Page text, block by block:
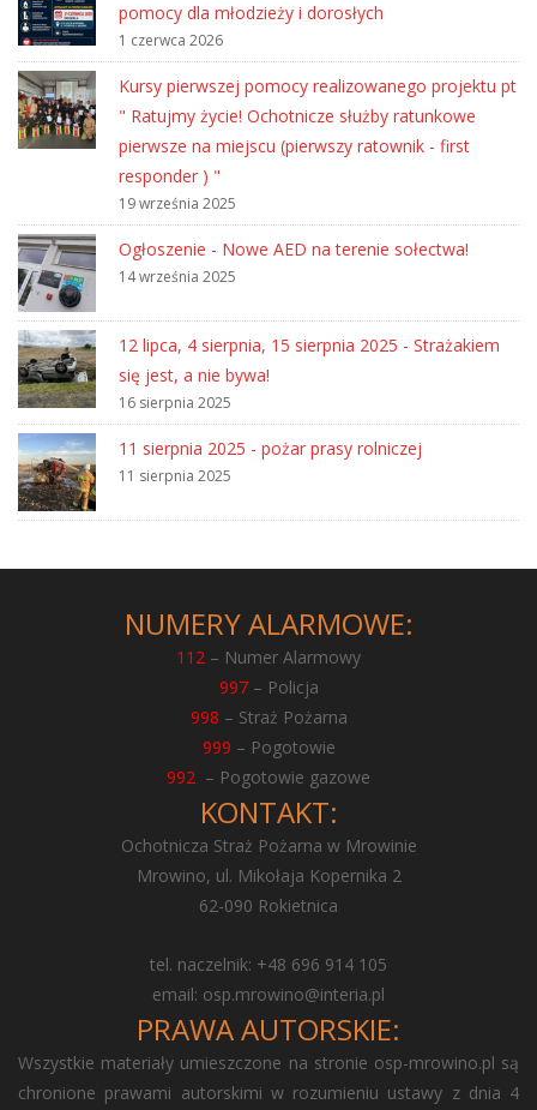
pomocy dla młodzieży i dorosłych
1 czerwca 2026
Kursy pierwszej pomocy realizowanego projektu pt
" Ratujmy życie! Ochotnicze służby ratunkowe
pierwsze na miejscu (pierwszy ratownik - first
responder ) "
19 września 2025
Ogłoszenie - Nowe AED na terenie sołectwa!
14 września 2025
12 lipca, 4 sierpnia, 15 sierpnia 2025 - Strażakiem
się jest, a nie bywa!
16 sierpnia 2025
11 sierpnia 2025 - pożar prasy rolniczej
11 sierpnia 2025
NUMERY ALARMOWE:
112 – Numer Alarmowy
997– Policja
998 – Straż Pożarna
999 – Pogotowie
992 – Pogotowie gazowe
KONTAKT:
Ochotnicza Straż Pożarna w Mrowinie
Mrowino, ul. Mikołaja Kopernika 2
62-090 Rokietnica
tel. naczelnik: +48 696 914 105
email: osp.mrowino@interia.pl
PRAWA AUTORSKIE:
Wszystkie materiały umieszczone na stronie osp-mrowino.pl są
chronione prawami autorskimi w rozumieniu ustawy z dnia 4